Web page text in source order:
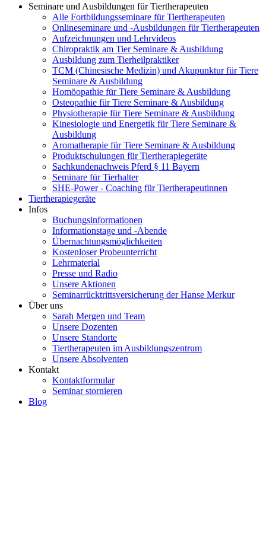
Seminare und Ausbildungen für Tiertherapeuten
Alle Fortbildungsseminare für Tiertherapeuten
Onlineseminare und -Ausbildungen für Tiertherapeuten
Aufzeichnungen und Lehrvideos
Chiropraktik am Tier Seminare & Ausbildung
Ausbildung zum Tierheilpraktiker
TCM (Chinesische Medizin) und Akupunktur für Tiere
Seminare & Ausbildung
Homöopathie für Tiere Seminare & Ausbildung
Osteopathie für Tiere Seminare & Ausbildung
Physiotherapie für Tiere Seminare & Ausbildung
Kinesiologie und Energetik für Tiere Seminare &
Ausbildung
Aromatherapie für Tiere Seminare & Ausbildung
Produktschulungen für Tiertherapiegeräte
Sachkundenachweis Pferd § 11 Bayern
Seminare für Tierhalter
SHE-Power - Coaching für Tiertherapeutinnen
Tiertherapiegeräte
Infos
Buchungsinformationen
Informationstage und -Abende
Übernachtungsmöglichkeiten
Kostenloser Probeunterricht
Lehrmaterial
Presse und Radio
Unsere Aktionen
Seminarrücktrittsversicherung der Hanse Merkur
Über uns
Sarah Mergen und Team
Unsere Dozenten
Unsere Standorte
Tiertherapeuten im Ausbildungszentrum
Unsere Absolventen
Kontakt
Kontaktformular
Seminar stornieren
Blog